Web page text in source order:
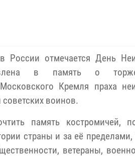
России отмечается День
в память о
Кремля праха
воинов.
память костромичей,
страны и за её пределами,
ветераны,